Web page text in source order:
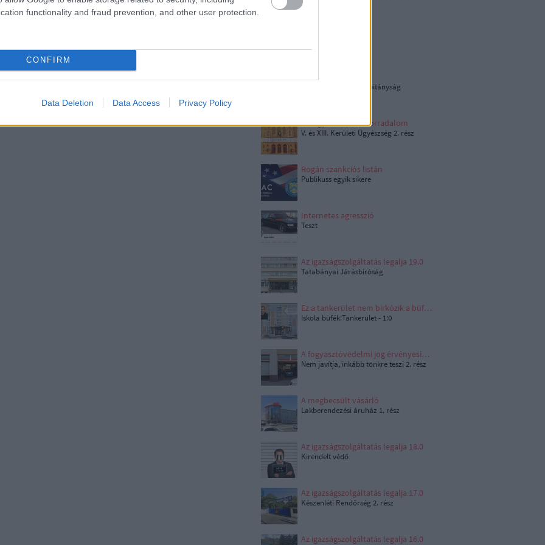
functionality and fraud prevention, and other user protection.
CONFIRM
Data Deletion Data Access Privacy Policy
Nagykátai Rendőrkapitányság
A Nagy narancsos forradalom
V. és XIII. Kerületi Ügyészség 2. rész
Rogán szankciós listán
Publikuss egyik sikere
Internetes agresszió
Teszt
Az igazságszolgáltatás legalja 19.0
Tatabányai Járásbíróság
Ez a tankerület nem birkózik a büfékkel
Iskola büfék:Tankerület - 1:0
A fogyasztóvédelmi jog érvényesítése
Nem javítja, inkább tönkre teszi 2. rész
A megbecsült vásárló
Lakberendezési áruház 1. rész
Az igazságszolgáltatás legalja 18.0
Kirendelt védő
Az igazságszolgáltatás legalja 17.0
Készenléti Rendőrség 2. rész
Az igazságszolgáltatás legalja 16.0